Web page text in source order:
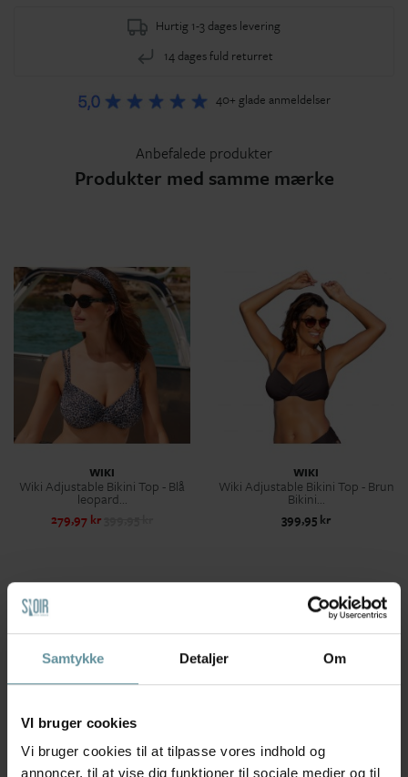
Samtykke Detaljer Om
VI bruger cookies
Vi bruger cookies til at tilpasse vores indhold og
annoncer, til at vise dig funktioner til sociale medier og til
Hurtig 1-3 dages levering
14 dages fuld returret
40+ glade anmeldelser
Anbefalede produkter
Produkter med samme mærke
WIKI
Wiki Adjustable Bikini Top - Blå
leopard...
279,97 kr
WIKI
Wiki Adjustable Bikini Top - Brun
Bikini...
399,95 kr